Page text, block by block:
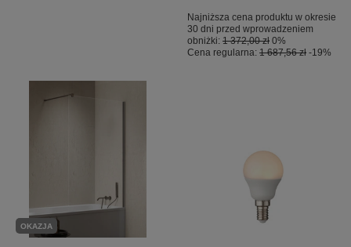
Najniższa cena produktu w okresie
30 dni przed wprowadzeniem
obniżki: 1 372,00 zł 0%
Cena regularna: 1 687,56 zł -19%
OKAZJA